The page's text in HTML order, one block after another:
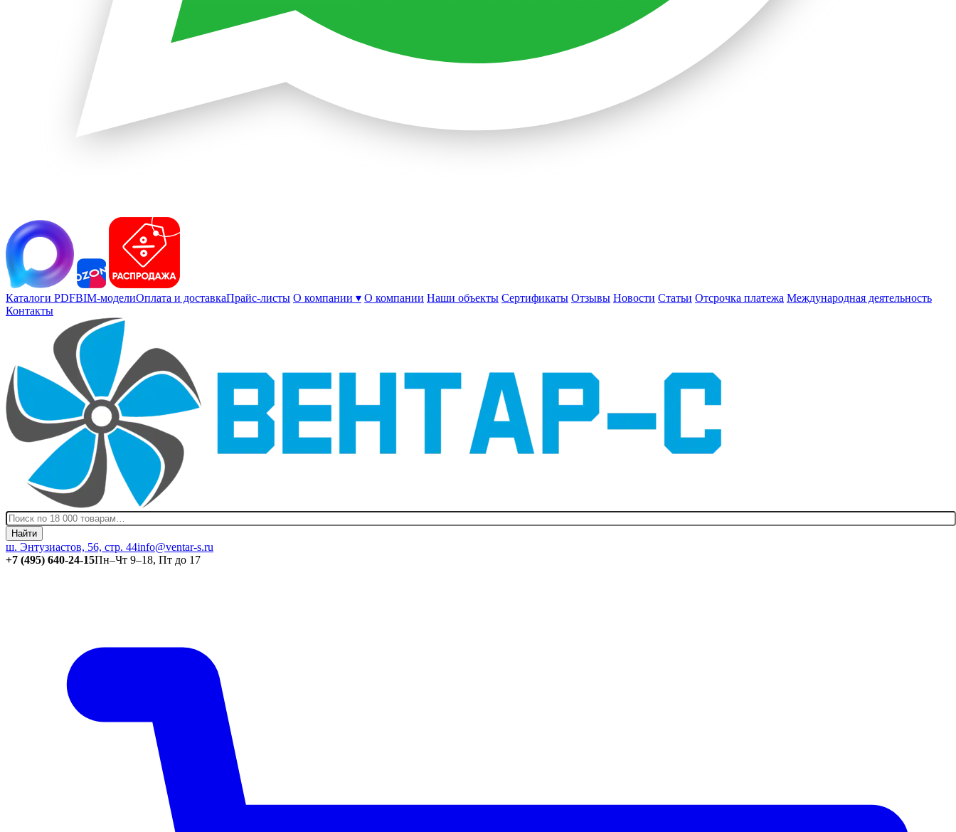
Каталоги PDFBIM-моделиОплата и доставкаПрайс-листы О компании ▾ О компании Наши объекты Сертификаты Отзывы Новости Статьи Отсрочка платежа Международная деятельность
Контакты
Найти
ш. Энтузиастов, 56, стр. 44info@ventar-s.ru
+7 (495) 640-24-15Пн–Чт 9–18, Пт до 17